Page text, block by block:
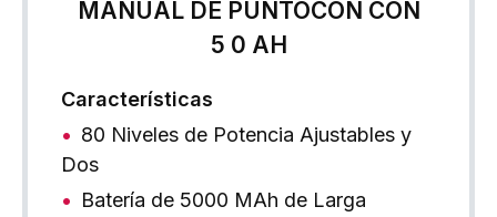
MANUAL DE PUNTOCON CON
5 0 AH
Características
80 Niveles de Potencia Ajustables y
Dos
Batería de 5000 MAh de Larga